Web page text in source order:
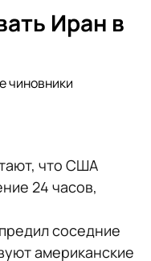
Иран в
чиновники
что США
24 часов,
соседние
американские